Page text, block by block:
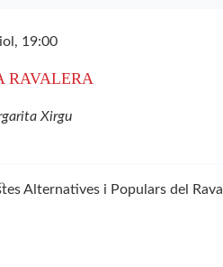
19:00
RAVALERA
Xirgu
Alternatives i Populars del Raval